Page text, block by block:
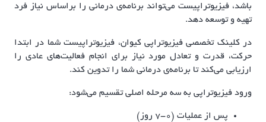
باشد، فیزیوتراپیست می‌تواند برنامه‌ی درمانی را براساس نیاز فرد
تهیه و توسعه دهد.
در کلینک تخصصی فیزیوتراپی کیوان، فیزیوتراپیست شما در ابتدا
حرکت، قدرت و تعادل مورد نیاز برای انجام فعالیت‌های عادی را
ارزیابی می‌کند تا برنامه‌ی درمانی شما را تدوین کند.
ورود فیزیوتراپی به سه مرحله اصلی تقسیم می‌شود:
پس از عملیات (0-7 روز)